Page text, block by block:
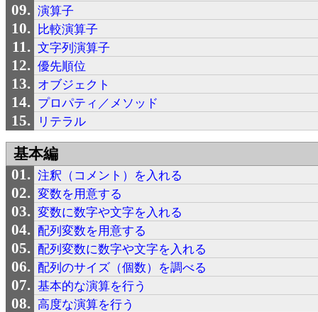
演算子
比較演算子
文字列演算子
優先順位
オブジェクト
プロパティ／メソッド
リテラル
基本編
注釈（コメント）を入れる
変数を用意する
変数に数字や文字を入れる
配列変数を用意する
配列変数に数字や文字を入れる
配列のサイズ（個数）を調べる
基本的な演算を行う
高度な演算を行う